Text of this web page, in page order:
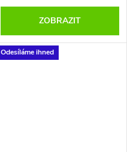
ZOBRAZIT
Odesíláme ihned